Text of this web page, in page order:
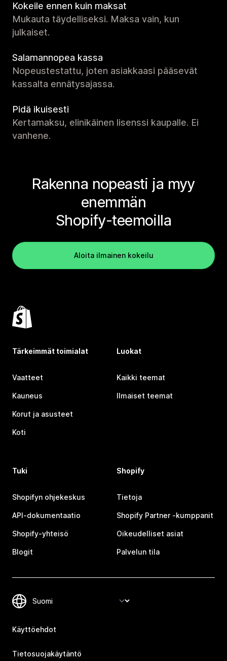
Kokeile ennen kuin maksat
Mukauta täydelliseksi. Maksa vain, kun
julkaiset.
Salamannopea kassa
Nopeustestattu, joten asiakkaasi pääsevät
kassalta ennätysajassa.
Pidä ikuisesti
Kertamaksu, elinikäinen lisenssi kaupalle. Ei
vanhene.
Rakenna nopeasti ja myy
enemmän
Shopify-teemoilla
Aloita ilmainen kokeilu
Tärkeimmät toimialat
Vaatteet
Kauneus
Korut ja asusteet
Koti
Luokat
Kaikki teemat
Ilmaiset teemat
Tuki
Shopifyn ohjekeskus
API-dokumentaatio
Shopify-yhteisö
Blogit
Shopify
Tietoja
Shopify Partner ‑kumppanit
Oikeudelliset asiat
Palvelun tila
Käyttöehdot
Tietosuojakäytäntö